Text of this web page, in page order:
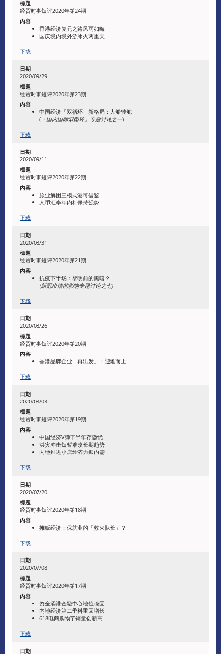
经贸时事短评2020年第24期
香港经济复元之路风雨如晦
国庆境内境外游冰火两重天
下载
2020/09/29
经贸时事短评2020年第23期
中国经济「双循环」新格局：大船转舵
( 「国内国际双循环」专题讨论之一)
下载
2020/09/11
经贸时事短评2020年第22期
旅业解困三模式港可借鉴
人币汇率年内料保持强势
下载
2020/08/31
经贸时事短评2020年第21期
抗疫下半场：黎明前的黑暗？
(新冠疫情的影响专题讨论之七)
下载
2020/08/26
经贸时事短评2020年第20期
香港品牌企业「再出发」：迎难而上
下载
2020/08/03
经贸时事短评2020年第19期
中国经济V弹下半年存隐忧
洪灾冲击短暂难改长期趋势
内地推进小店经济力振内需
下载
2020/07/20
经贸时事短评2020年第18期
摊贩经济：保就业的「救火队长」？
下载
2020/07/08
经贸时事短评2020年第17期
资金涌港金融中心地位稳固
内地经济第二季料重回增长
618电商购物节销量创新高
下载